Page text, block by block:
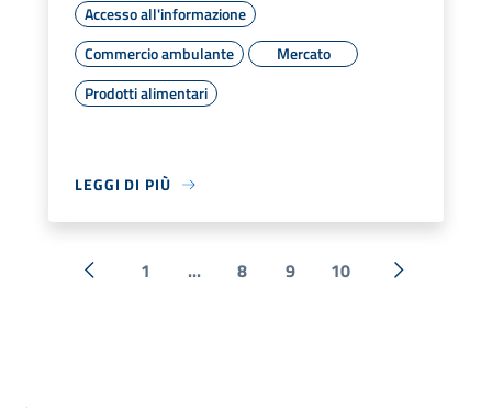
Accesso all'informazione
Commercio ambulante
Mercato
Prodotti alimentari
LEGGI DI PIÙ
« Precedente
1 ... 8 9 10 Successiva